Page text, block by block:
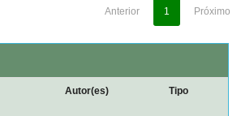
Anterior 1 Próximo
Autor(es) Tipo